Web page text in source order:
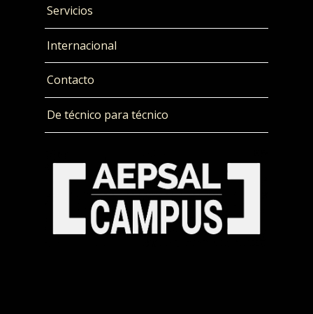
Servicios
Internacional
Contacto
De técnico para técnico